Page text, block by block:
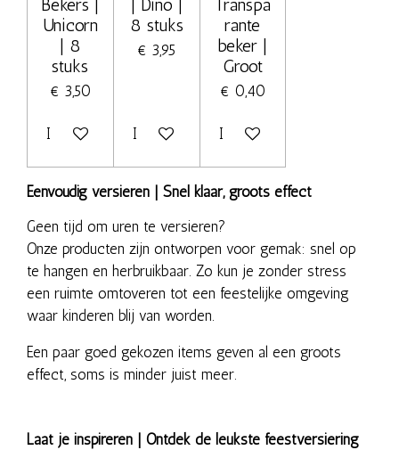
Unicorn
| 8
stuks
€ 3,50
In winkelwagen
8 stuks
€ 3,95
In winkelwagen
rante
beker |
Groot
€ 0,40
In winkelwagen
Eenvoudig versieren | Snel klaar, groots effect
Geen tijd om uren te versieren?
Onze producten zijn ontworpen voor gemak: snel op
te hangen en herbruikbaar. Zo kun je zonder stress
een ruimte omtoveren tot een feestelijke omgeving
waar kinderen blij van worden.
Een paar goed gekozen items geven al een groots
effect, soms is minder juist meer.
Laat je inspireren | Ontdek de leukste feestversiering